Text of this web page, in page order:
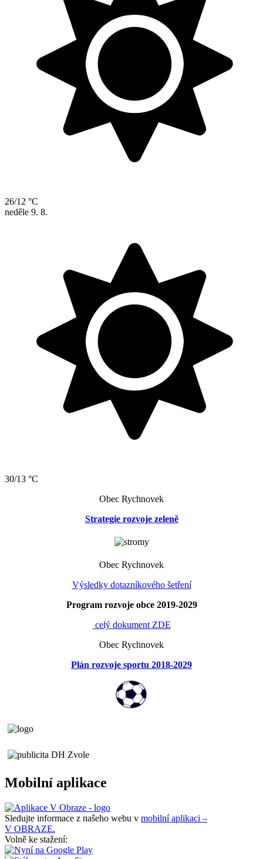
26/12 °C
neděle 9. 8.
30/13 °C
Obec Rychnovek
Strategie rozvoje zeleně
Obec Rychnovek
Výsledky dotazníkového šetření
Program rozvoje obce 2019-2029
celý dokument ZDE
Obec Rychnovek
Plán rozvoje sportu 2018-2029
Mobilní aplikace
Sledujte informace z našeho webu v mobilní aplikaci –
V OBRAZE.
Volně ke stažení: